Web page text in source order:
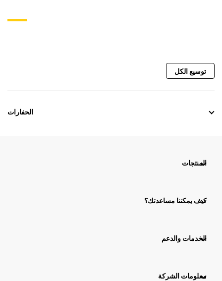
توسيع الكل
الحفارات
المنتجات
كيف يمكننا مساعدتك؟
الخدمات والدعم
معلومات الشركة